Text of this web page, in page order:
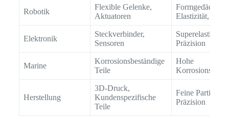
Robotik
Flexible Gelenke,
Aktuatoren
Formgedächtnis,
Elastizität,
Elektronik
Steckverbinder,
Sensoren
Superelastizität,
Präzision
Marine
Korrosionsbeständige
Teile
Hohe
Herstellung
3D-Druck,
Kundenspezifische
Teile
Feine
Präzision